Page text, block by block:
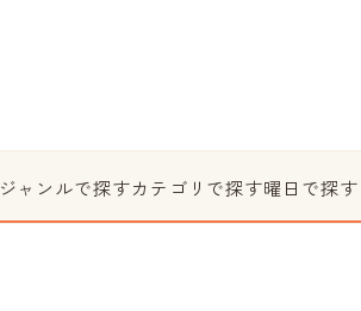
ジャンルで探すカテゴリで探す曜日で探す